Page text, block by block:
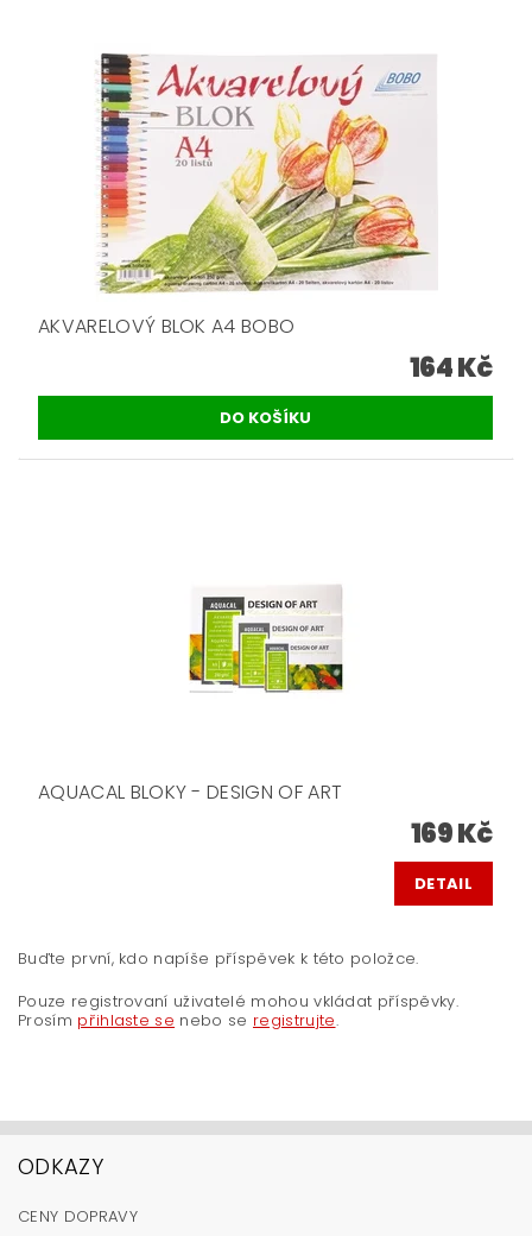
AKVARELOVÝ BLOK A4 BOBO
164 Kč
AQUACAL BLOKY - DESIGN OF ART
169 Kč
DETAIL
Buďte první, kdo napíše příspěvek k této položce.
Pouze registrovaní uživatelé mohou vkládat příspěvky.
Prosím přihlaste se nebo se registrujte.
ODKAZY
CENY DOPRAVY